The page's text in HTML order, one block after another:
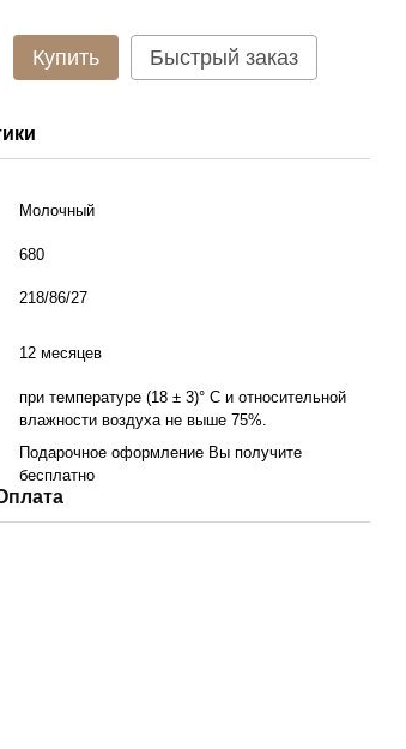
Купить Быстрый заказ
Молочный
680
218/86/27
12 месяцев
при температуре (18 ± 3)° С и относительной
влажности воздуха не выше 75%.
Подарочное оформление Вы получите
бесплатно